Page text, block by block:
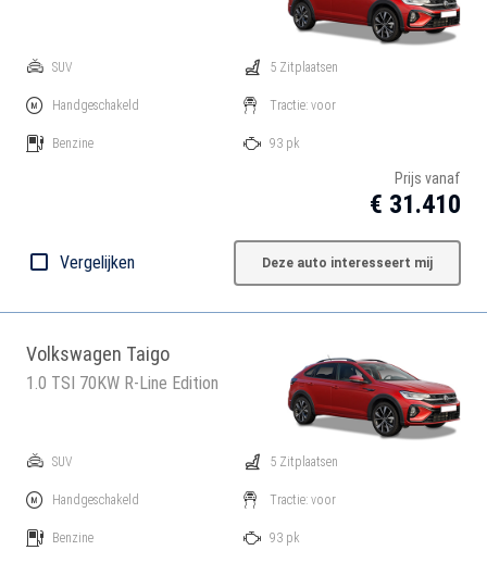
SUV
Handgeschakeld
Benzine
5 Zitplaatsen
Tractie: voor
93 pk
Prijs vanaf
€ 31.410
Vergelijken Deze auto interesseert mij
Volkswagen Taigo
1.0 TSI 70KW R-Line Edition
SUV
Handgeschakeld
Benzine
5 Zitplaatsen
Tractie: voor
93 pk